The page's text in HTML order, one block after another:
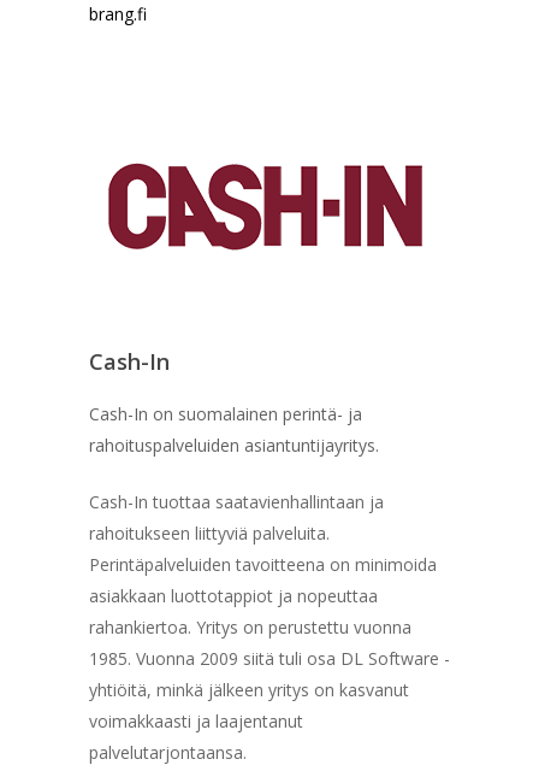
brang.fi
Cash-In
Cash-In on suomalainen perintä- ja
rahoituspalveluiden asiantuntijayritys.
Cash-In tuottaa saatavienhallintaan ja
rahoitukseen liittyviä palveluita.
Perintäpalveluiden tavoitteena on minimoida
asiakkaan luottotappiot ja nopeuttaa
rahankiertoa. Yritys on perustettu vuonna
1985. Vuonna 2009 siitä tuli osa DL Software -
yhtiöitä, minkä jälkeen yritys on kasvanut
voimakkaasti ja laajentanut
palvelutarjontaansa.